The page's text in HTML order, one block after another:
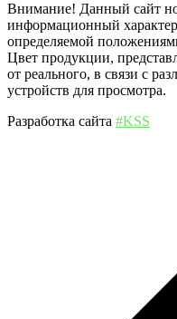
Внимание! Данный сайт
информационный
определяемой
Цвет продукции,
от реального, в связи с
устройств для просмотра.
Разработка сайта #KSS